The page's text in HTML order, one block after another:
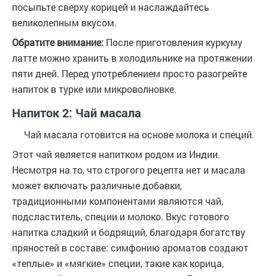
посыпьте сверху корицей и наслаждайтесь
великолепным вкусом.
Обратите внимание: После приготовления куркуму
латте можно хранить в холодильнике на протяжении
пяти дней. Перед употреблением просто разогрейте
напиток в турке или микроволновке.
Напиток 2: Чай масала
Чай масала готовится на основе молока и специй.
Этот чай является напитком родом из Индии.
Несмотря на то, что строгого рецепта нет и масала
может включать различные добавки,
традиционными компонентами являются чай,
подсластитель, специи и молоко. Вкус готового
напитка сладкий и бодрящий, благодаря богатству
пряностей в составе: симфонию ароматов создают
«теплые» и «мягкие» специи, такие как корица,